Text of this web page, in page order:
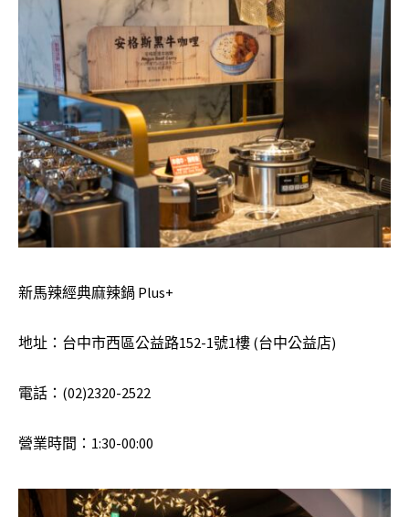
新馬辣經典麻辣鍋 Plus+
地址：台中市西區公益路152-1號1樓 (台中公益店)
電話：(02)2320-2522
營業時間：1:30-00:00